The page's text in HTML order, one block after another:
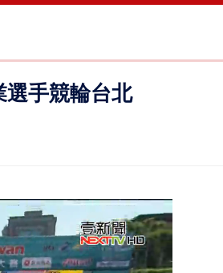
良、姜至...
粉絲 YG大...
選手競輪台北